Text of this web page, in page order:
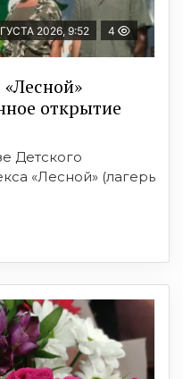
2026, 9:52 4
открытие
Детского
«Лесной» (лагерь